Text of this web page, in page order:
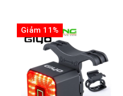
Giảm 11%